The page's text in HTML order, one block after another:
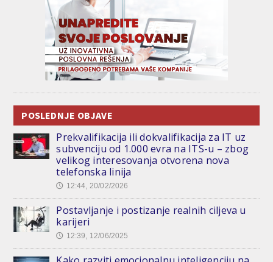
POSLEDNJE OBJAVE
Prekvalifikacija ili dokvalifikacija za IT uz
subvenciju od 1.000 evra na ITS-u – zbog
velikog interesovanja otvorena nova
telefonska linija
🕔 12:44, 20/02/2026
Postavljanje i postizanje realnih ciljeva u
karijeri
🕔 12:39, 12/06/2025